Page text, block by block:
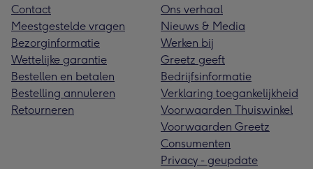
Contact
Meestgestelde vragen
Bezorginformatie
Wettelijke garantie
Bestellen en betalen
Bestelling annuleren
Retourneren
Ons verhaal
Nieuws & Media
Werken bij
Greetz geeft
Bedrijfsinformatie
Verklaring toegankelijkheid
Voorwaarden Thuiswinkel
Voorwaarden Greetz
Consumenten
Privacy - geupdate